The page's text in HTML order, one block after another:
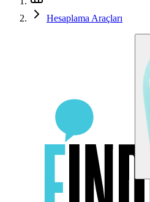
Hesaplama Araçları